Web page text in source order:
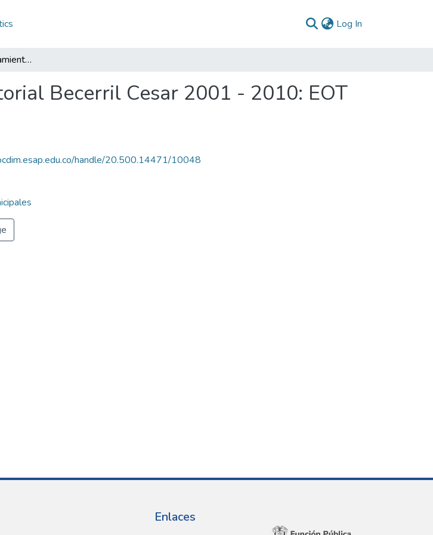
Log In
Esquema de Ordenamiento Territorial Becerril Cesar 2001 - 2010: EOT Becerril Cesar 2001 - 2010
Becerril Cesar 2001 - 2010: EOT
handle/20.500.14471/10048
Enlaces